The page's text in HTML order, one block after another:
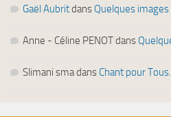
Gaël Aubritdans Quelques
Anne - Céline PENOTdans
Slimani smadans Chant pour